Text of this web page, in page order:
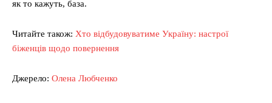
як то кажуть, база.
Читайте також: Хто відбудовуватиме Україну: настрої
біженців щодо повернення
Джерело: Олена Любченко